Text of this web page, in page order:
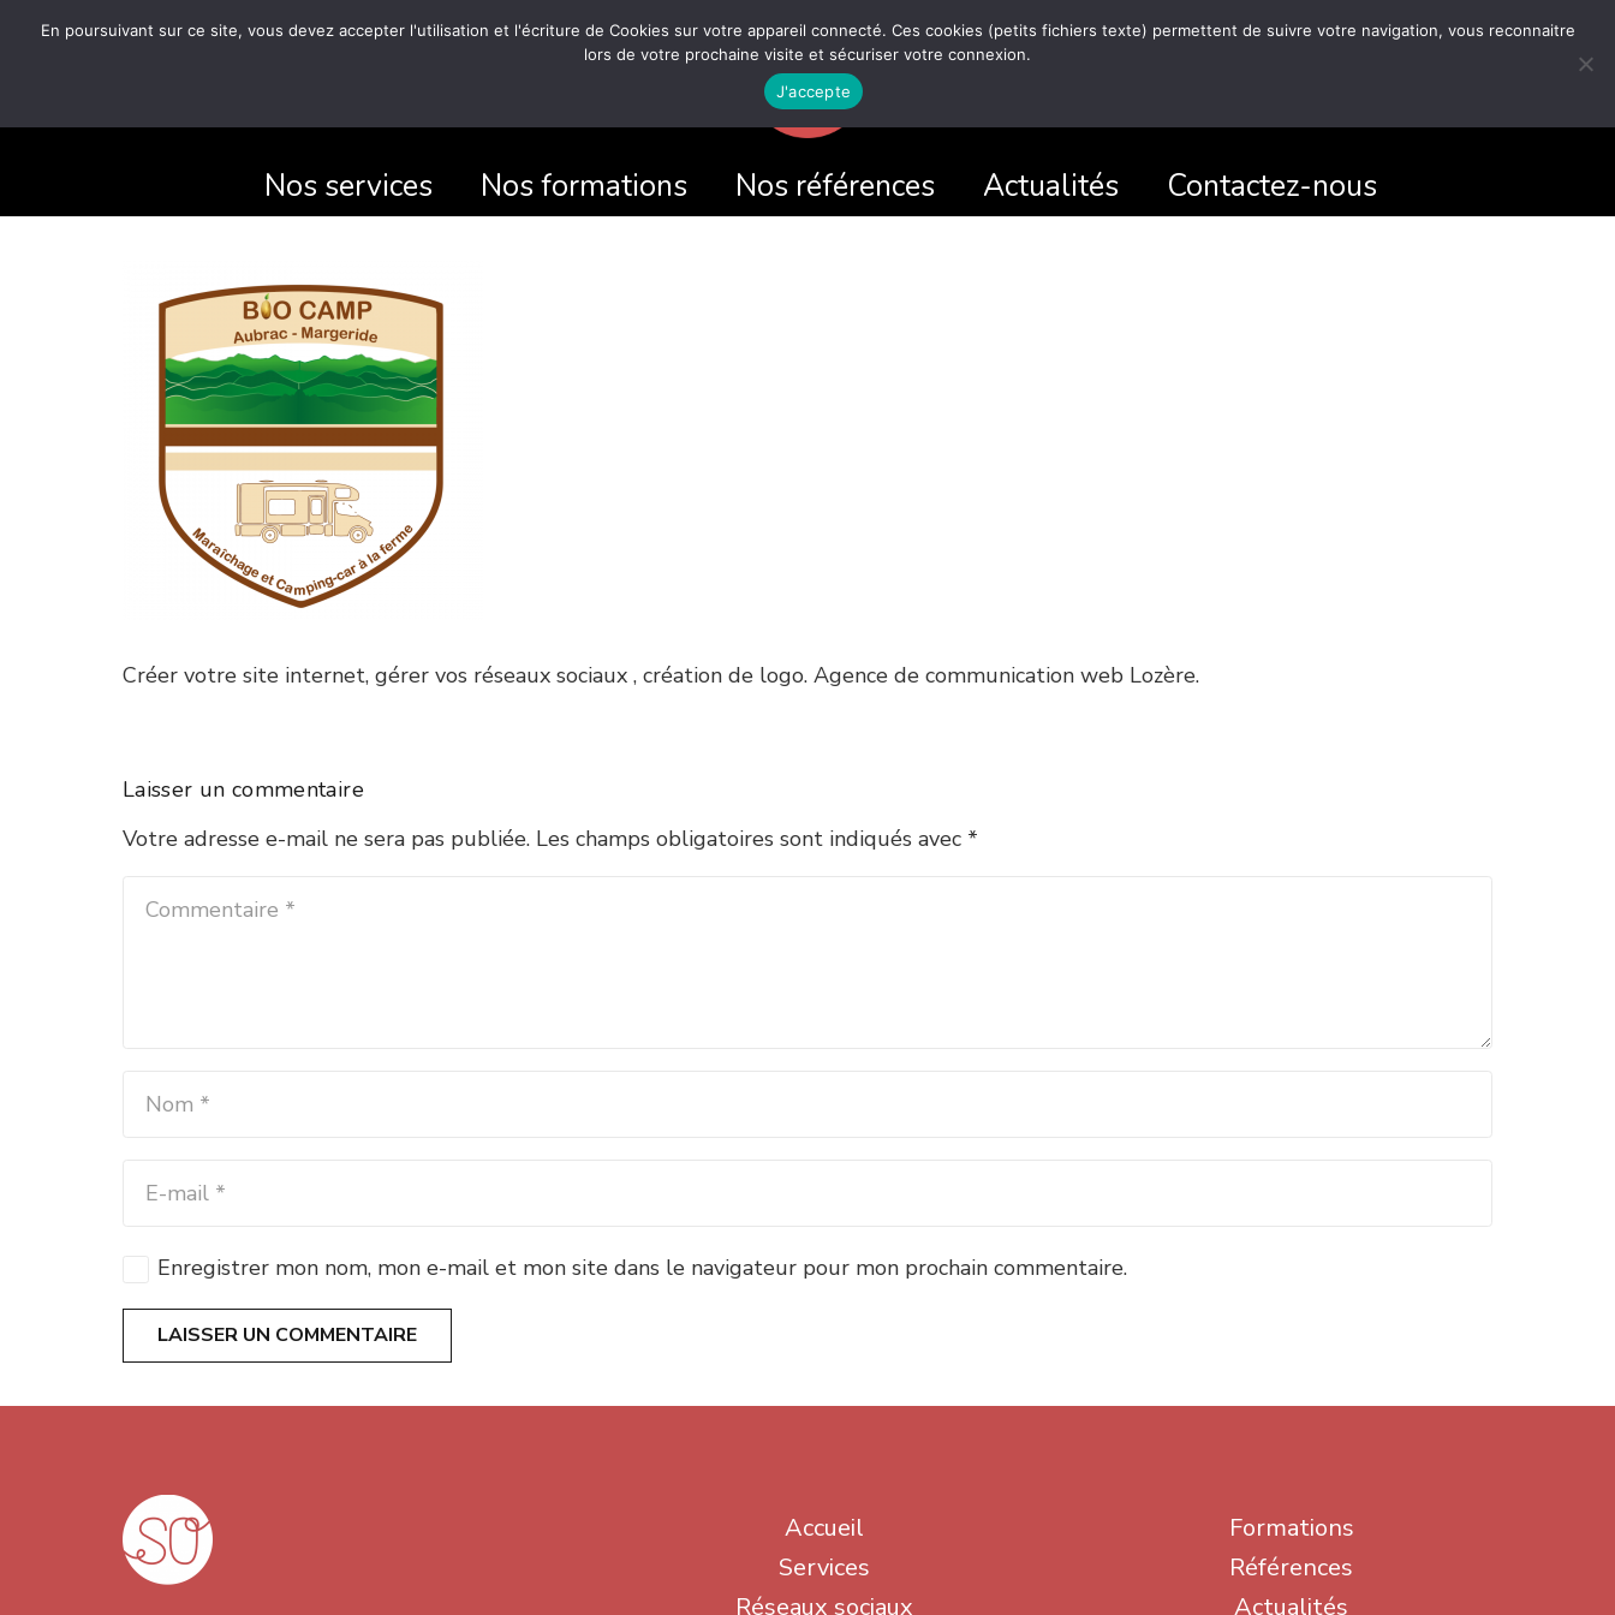
Nos services Nos formations Nos références Actualités Contactez-nous
Créer votre site internet, gérer vos réseaux sociaux , création de logo. Agence de communication web Lozère.
Laisser un commentaire
Votre adresse e-mail ne sera pas publiée. Les champs obligatoires sont indiqués avec *
Enregistrer mon nom, mon e-mail et mon site dans le navigateur pour mon prochain commentaire.
LAISSER UN COMMENTAIRE
Accueil
Services
Réseaux sociaux
Formations
Références
Actualités
En poursuivant sur ce site, vous devez accepter l'utilisation et l'écriture de Cookies sur votre appareil connecté. Ces cookies (petits fichiers texte) permettent de suivre votre navigation, vous reconnaitre
lors de votre prochaine visite et sécuriser votre connexion.
J'accepte